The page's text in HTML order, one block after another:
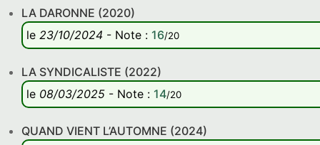
LA DARONNE (2020)
le 23/10/2024 - Note : 16/20
LA SYNDICALISTE (2022)
le 08/03/2025 - Note : 14/20
QUAND VIENT L’AUTOMNE (2024)